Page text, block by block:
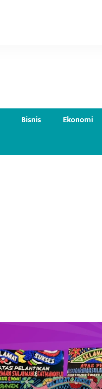
Bisnis Ekonomi